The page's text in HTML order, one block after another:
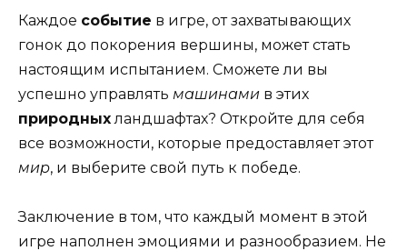
Каждое событие в игре, от захватывающих
гонок до покорения вершины, может стать
настоящим испытанием. Сможете ли вы
успешно управлять машинами в этих
природныхландшафтах? Откройте для себя
все возможности, которые предоставляет этот
мир, и выберите свой путь к победе.
Заключение в том, что каждый момент в этой
игре наполнен эмоциями и разнообразием. Не